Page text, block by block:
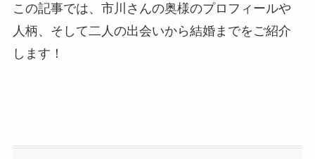
この記事では、市川さんの奥様のプロフィールや
人柄、そして二人の出会いから結婚までをご紹介
します！